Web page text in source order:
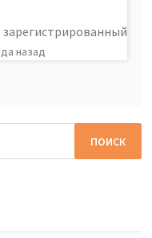
зарегистрированный
назад